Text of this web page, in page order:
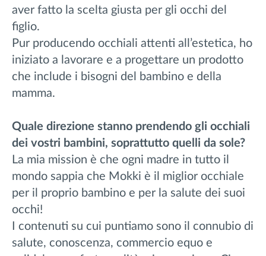
aver fatto la scelta giusta per gli occhi del
figlio.
Pur producendo occhiali attenti all’estetica, ho
iniziato a lavorare e a progettare un prodotto
che include i bisogni del bambino e della
mamma.
Quale direzione stanno prendendo gli occhiali
dei vostri bambini, soprattutto quelli da sole?
La mia mission è che ogni madre in tutto il
mondo sappia che Mokki è il miglior occhiale
per il proprio bambino e per la salute dei suoi
occhi!
I contenuti su cui puntiamo sono il connubio di
salute, conoscenza, commercio equo e